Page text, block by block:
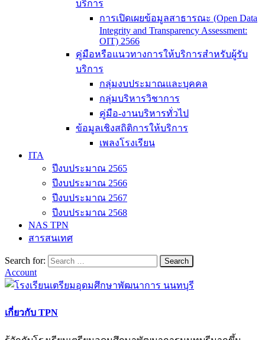
บริการ
การเปิดเผยข้อมูลสาธารณะ (Open Data
Integrity and Transparency Assessment:
OIT) 2566
คู่มือหรือแนวทางการให้บริการสำหรับผู้รับ
บริการ
กลุ่มงบประมาณและบุคคล
กลุ่มบริหารวิชาการ
คู่มือ-งานบริหารทั่วไป
ข้อมูลเชิงสถิติการให้บริการ
เพลงโรงเรียน
ITA
ปีงบประมาณ 2565
ปีงบประมาณ 2566
ปีงบประมาณ 2567
ปีงบประมาณ 2568
NAS TPN
สารสนเทศ
Search for:
Account
เกี่ยวกับ TPN